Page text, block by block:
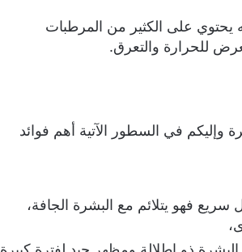
يحتوي على الكثير من المرطبات
للحرارة والتعرق.
وإليكم في السطور الآتية أهم فوائد
فهو يتلائم مع البشرة الجافة،